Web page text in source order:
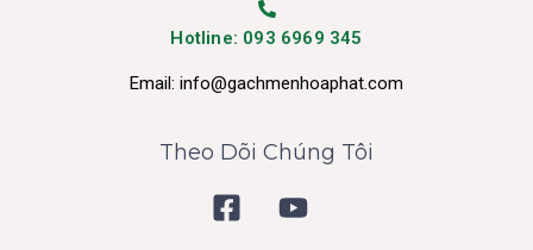
Hotline: 093 6969 345
Email: info@gachmenhoaphat.com
Theo Dõi Chúng Tôi